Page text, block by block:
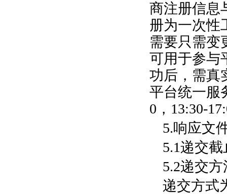
商注册信息
册为一次性
需要只需变
可用于参与
功后，需真
平台统一服
0 ， 13:30-
5.响应文
5.1递交截
5.2递交方
递交方式